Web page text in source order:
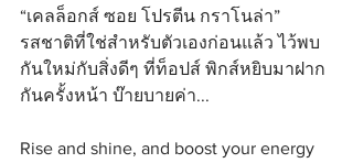
“เคลล็อกส์ ซอย โปรตีน กราโนล่า”
รสชาติที่ใช่สำหรับตัวเองก่อนแล้ว ไว้พบ
กันใหม่กับสิ่งดีๆ ที่ท็อปส์ พิกส์หยิบมาฝาก
กันครั้งหน้า บ๊ายบายค่า...
Rise and shine, and boost your energy